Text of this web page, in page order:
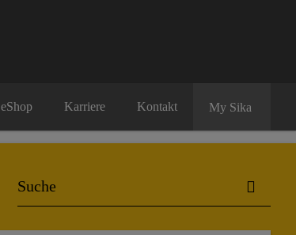
eShop Karriere Kontakt My Sika